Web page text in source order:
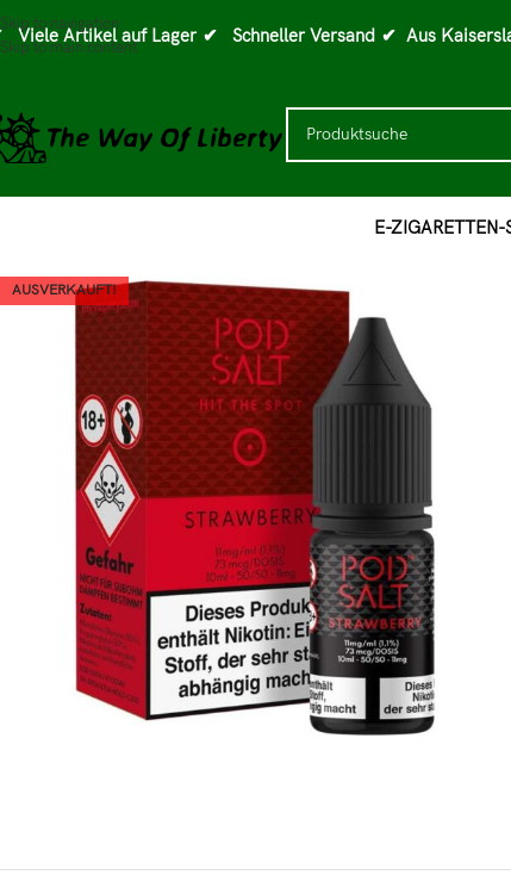
Skip to navigation
Skip to main content
Viele Artikel auf Lager ✔ Schneller Versand ✔ Aus
E-ZIGARETTEN-
AUSVERKAUFT!